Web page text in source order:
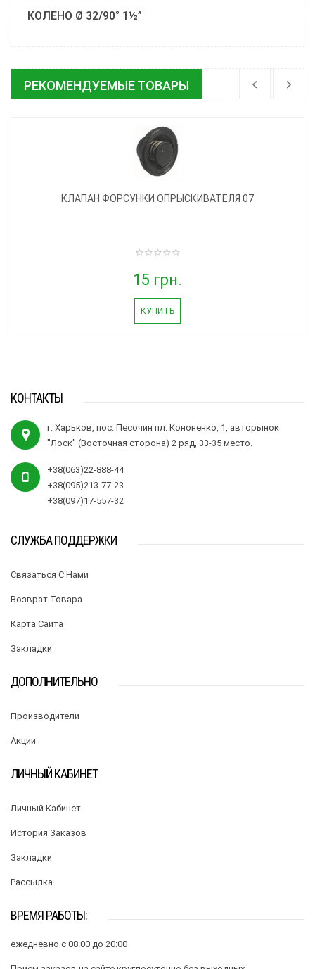
КОЛЕНО Ø 32/90° 1½”
РЕКОМЕНДУЕМЫЕ ТОВАРЫ
КЛАПАН ФОРСУНКИ ОПРЫСКИВАТЕЛЯ 07
15 грн.
КУПИТЬ
КОНТАКТЫ
г. Харьков, пос. Песочин пл. Кононенко, 1, авторынок
"Лоск" (Восточная сторона) 2 ряд, 33-35 место.
+38(063)22-888-44
+38(095)213-77-23
+38(097)17-557-32
СЛУЖБА ПОДДЕРЖКИ
Связаться С Нами
Возврат Товара
Карта Сайта
Закладки
ДОПОЛНИТЕЛЬНО
Производители
Акции
ЛИЧНЫЙ КАБИНЕТ
Личный Кабинет
История Заказов
Закладки
Рассылка
ВРЕМЯ РАБОТЫ:
ежедневно с 08:00 до 20:00